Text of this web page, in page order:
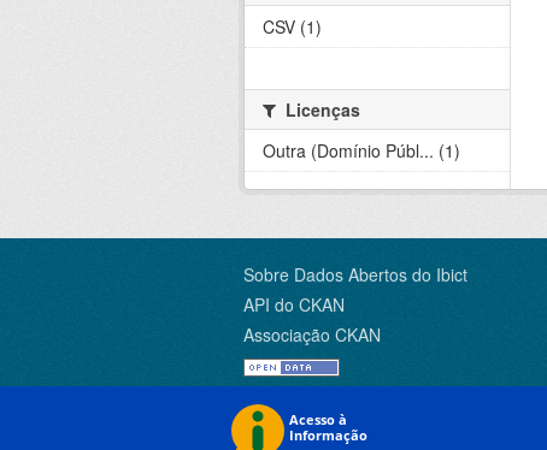
CSV (1)
Licenças
Outra (Domínio Públ... (1)
Sobre Dados Abertos do Ibict
API do CKAN
Associação CKAN